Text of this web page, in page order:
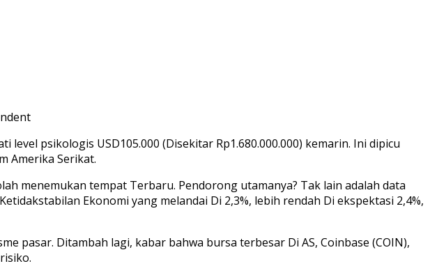
psikologis USD105.000 (Disekitar Rp1.680.000.000) kemarin. Ini dipicu
Amerika Serikat.
menemukan tempat Terbaru. Pendorong utamanya? Tak lain adalah data
Ekonomi yang melandai Di 2,3%, lebih rendah Di ekspektasi 2,4%,
pasar. Ditambah lagi, kabar bahwa bursa terbesar Di AS, Coinbase (COIN),